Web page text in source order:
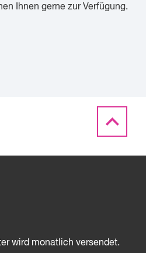
Ihnen gerne zur Verfügung.
wird monatlich versendet.